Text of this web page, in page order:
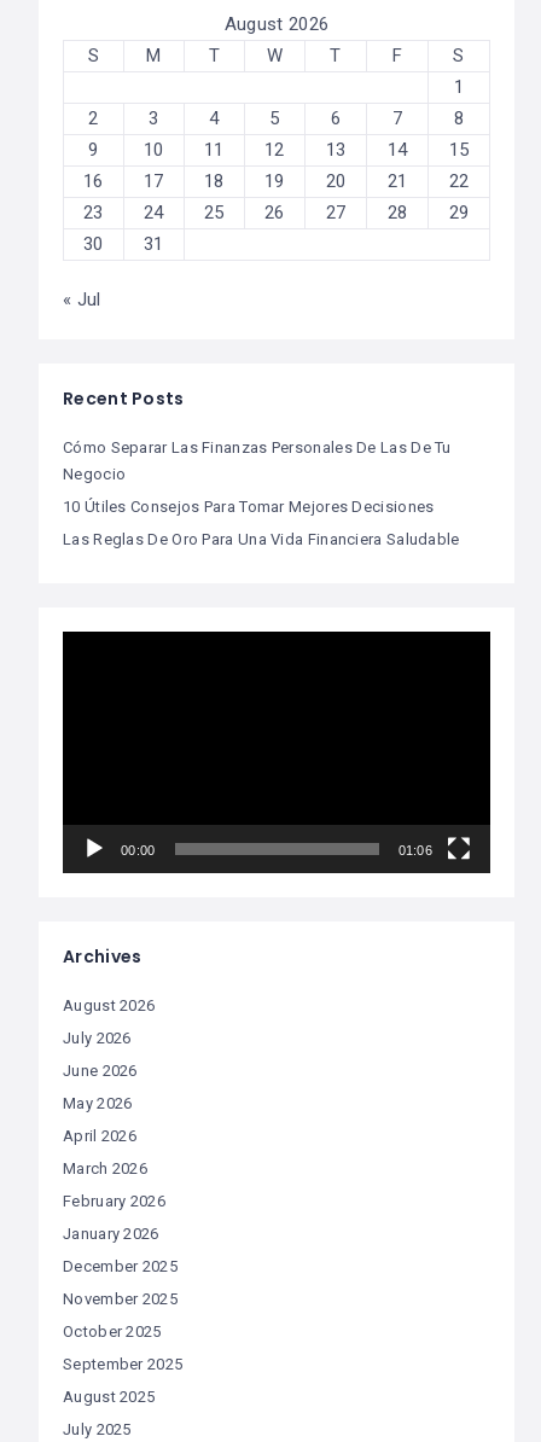
August 2026
S
M T W T F
S
1
2
3 4 5 6 7
8
9
10 11 12 13 14
15
16
17 18 19 20 21
22
23
24 25 26 27 28
29
30
31
« Jul
Recent Posts
Cómo Separar Las Finanzas Personales De Las De Tu
Negocio
10 Útiles Consejos Para Tomar Mejores Decisiones
Las Reglas De Oro Para Una Vida Financiera Saludable
00:00 01:06
Archives
August 2026
July 2026
June 2026
May 2026
April 2026
March 2026
February 2026
January 2026
December 2025
November 2025
October 2025
September 2025
August 2025
July 2025